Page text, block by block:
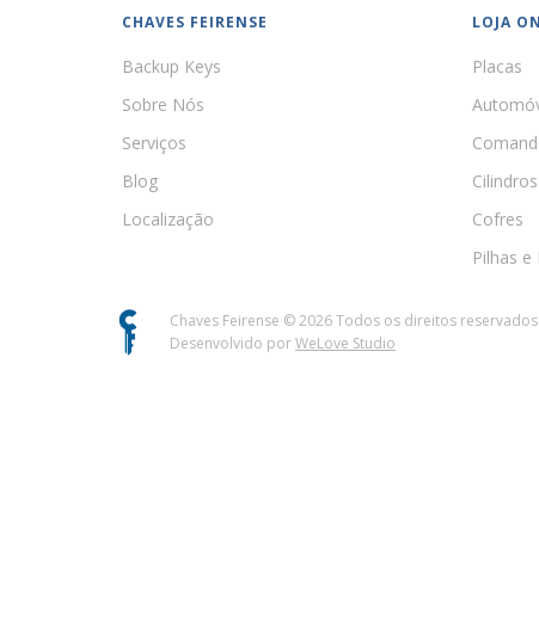
CHAVES FEIRENSE
Backup Keys
Sobre Nós
Serviços
Blog
Localização
LOJA
Placas
Cilindros
Cofres
Pilhas e
Chaves Feirense ©2026Todos os direitos reservados
Desenvolvido porWeLove Studio